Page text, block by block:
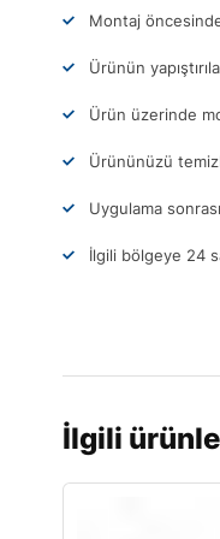
Montaj
Ürünün
Ürün üzerinde
Ürününüzü
Uygulama
İlgili bölgeye 24
İlgili